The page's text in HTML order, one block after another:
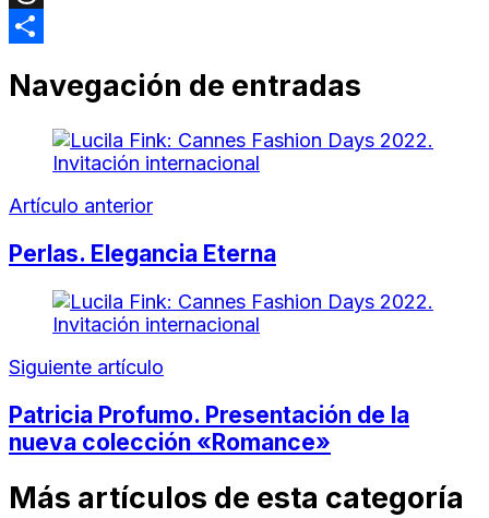
Threads
Navegación de entradas
Artículo anterior
Perlas. Elegancia Eterna
Siguiente artículo
Patricia Profumo. Presentación de la
nueva colección «Romance»
Más artículos de esta categoría